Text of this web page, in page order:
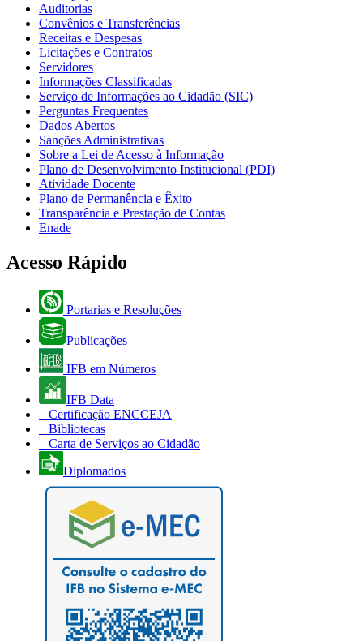
Auditorias
Convênios e Transferências
Receitas e Despesas
Licitações e Contratos
Servidores
Informações Classificadas
Serviço de Informações ao Cidadão (SIC)
Perguntas Frequentes
Dados Abertos
Sanções Administrativas
Sobre a Lei de Acesso à Informação
Plano de Desenvolvimento Institucional (PDI)
Atividade Docente
Plano de Permanência e Êxito
Transparência e Prestação de Contas
Enade
Acesso Rápido
Portarias e Resoluções
Publicações
IFB em Números
IFB Data
Certificação ENCCEJA
Bibliotecas
Carta de Serviços ao Cidadão
Diplomados